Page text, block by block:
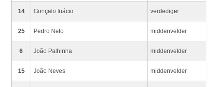
14 Gonçalo Inácio verdediger
25 Pedro Neto middenvelder
6 João Palhinha middenvelder
15 João Neves middenvelder